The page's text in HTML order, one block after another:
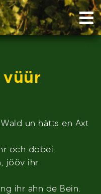
un hätts en Axt
och dobei.
jööv ihr
ihr ahn de Bein.